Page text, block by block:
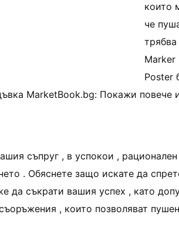
които
че
трябва
Marker
Poster
MarketBook.bg: Покажи повече
съпруг , в успокои ,
. Обяснете защо искате да
да съкрати вашия успех , като
, които позволяват